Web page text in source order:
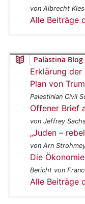
von Albrecht
Alle Beiträge
Palästina Blog
Erklärung
Plan von
Palestinian Civil
Offener Brief
von Jeffrey Sachs
„Juden –
von Arn
Die
Bericht von
Alle Beiträge